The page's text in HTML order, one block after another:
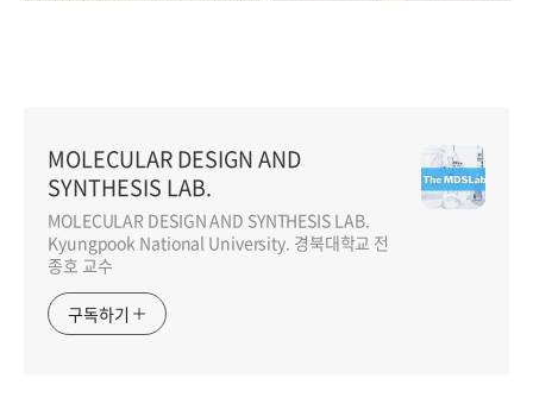
MOLECULAR DESIGN AND
SYNTHESIS LAB.
MOLECULAR DESIGN AND SYNTHESIS LAB.
Kyungpook National University. 경북대학교 전
종호 교수
구독하기